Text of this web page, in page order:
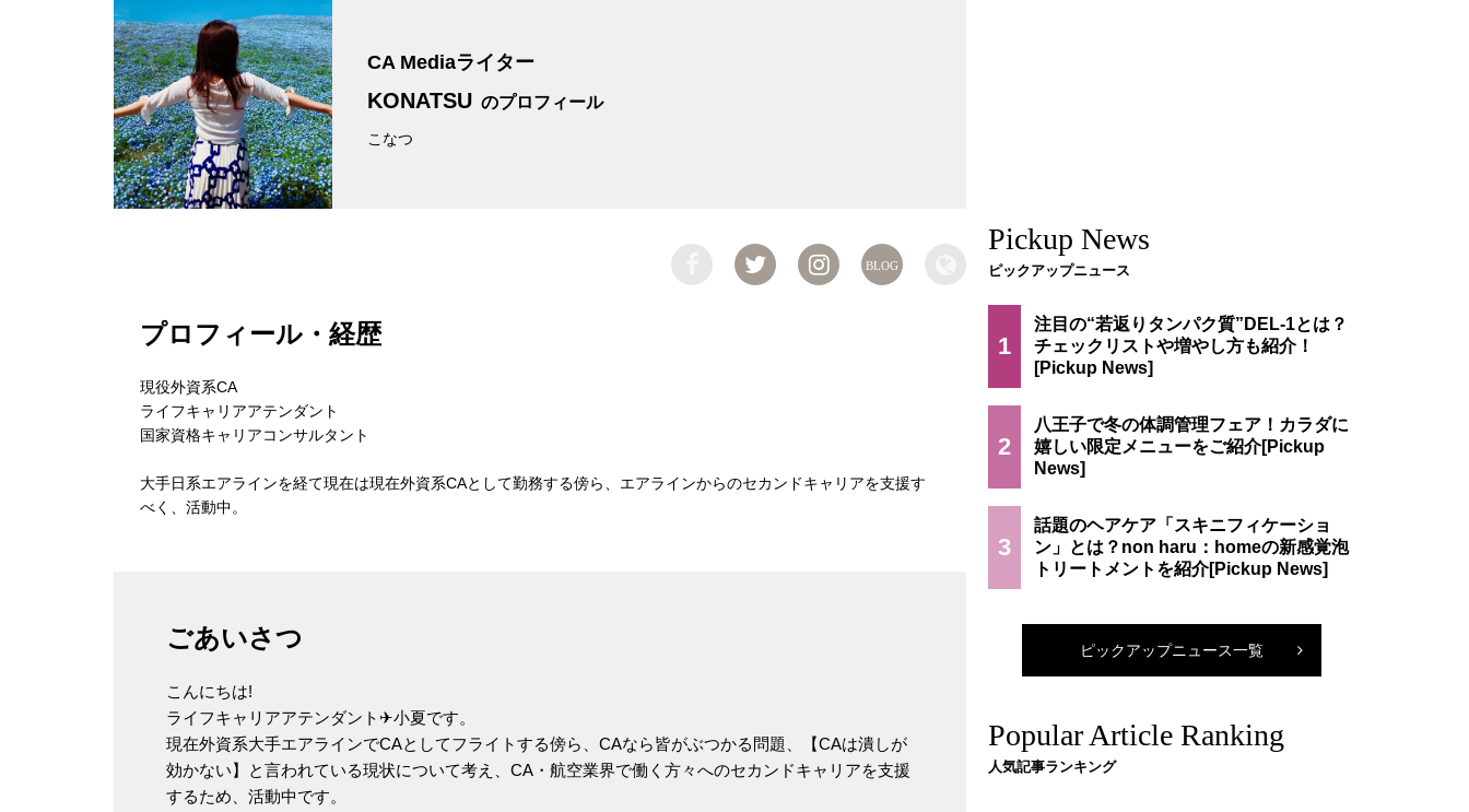
CA Mediaライター
KONATSU のプロフィール
こなつ
BLOG
プロフィール・経歴
現役外資系CA
ライフキャリアアテンダント
国家資格キャリアコンサルタント
大手日系エアラインを経て現在は現在外資系CAとして勤務する傍ら、エアラインからのセカンドキャリアを支援す
べく、活動中。
ごあいさつ
こんにちは!
ライフキャリアアテンダント✈小夏です。
現在外資系大手エアラインでCAとしてフライトする傍ら、CAなら皆がぶつかる問題、【CAは潰しが
効かない】と言われている現状について考え、CA・航空業界で働く方々へのセカンドキャリアを支援
するため、活動中です。
Pickup News
ピックアップニュース
1
注目の“若返りタンパク質”DEL-1とは？
チェックリストや増やし方も紹介！
2
八王子で冬の体調管理フェア！カラダに
嬉しい限定メニューをご紹介
3
話題のヘアケア「スキニフィケーショ
ン」とは？non haru：homeの新感覚泡
トリートメントを紹介
ピックアップニュース一覧
Popular Article Ranking
人気記事ランキング